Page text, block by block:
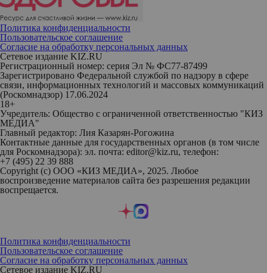
Политика конфиденциальности
Пользовательское соглашение
Согласие на обработку персональных данных
Сетевое издание KIZ.RU
Регистрационный номер: серия Эл № ФС77-87499
Зарегистрировано Федеральной службой по надзору в сфере
связи, информационных технологий и массовых коммуникаций
(Роскомнадзор) 17.06.2024
18+
Учредитель: Общество с ограниченной ответственностью "КИЗ
МЕДИА"
Главный редактор: Лия Казарян-Рогожина
Контактные данные для государственных органов (в том числе
для Роскомнадзора): эл. почта: editor@kiz.ru, телефон:
+7 (495) 22 39 888
Copyright (с) ООО «КИЗ МЕДИА», 2025. Любое
воспроизведение материалов сайта без разрешения редакции
воспрещается.
Политика конфиденциальности
Пользовательское соглашение
Согласие на обработку персональных данных
Сетевое издание KIZ.RU